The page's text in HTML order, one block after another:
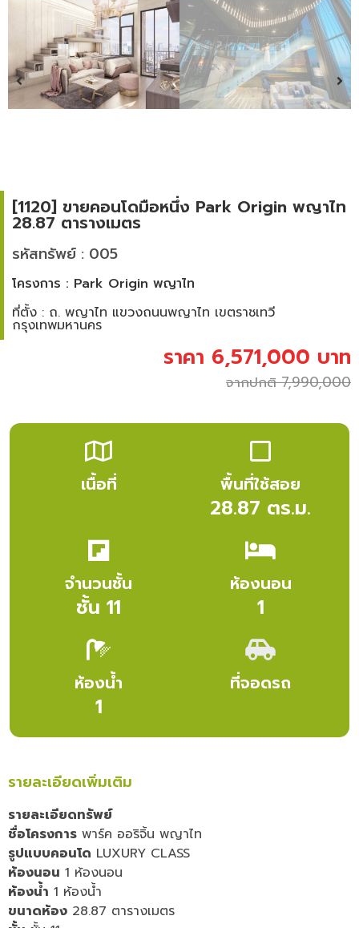
[1120] ขายคอนโดมือหนึ่ง Park Origin พญาไท
28.87 ตารางเมตร
รหัสทรัพย์ : 005
โครงการ : Park Origin พญาไท
ที่ตั้ง : ถ. พญาไท แขวงถนนพญาไท เขตราชเทวี
กรุงเทพมหานคร
ราคา 6,571,000 บาท
จากปกติ 7,990,000
เนื้อที่ พื้นที่ใช้สอย
28.87 ตร.ม.
จำนวนชั้น
ชั้น 11
ห้องนอน
1
ห้องน้ำ
1
ที่จอดรถ
รายละเอียดเพิ่มเติม
รายละเอียดทรัพย์
ชื่อโครงการ พาร์ค ออริจิ้น พญาไท
รูปแบบคอนโด LUXURY CLASS
ห้องนอน 1 ห้องนอน
ห้องน้ำ 1 ห้องน้ำ
ขนาดห้อง 28.87 ตารางเมตร